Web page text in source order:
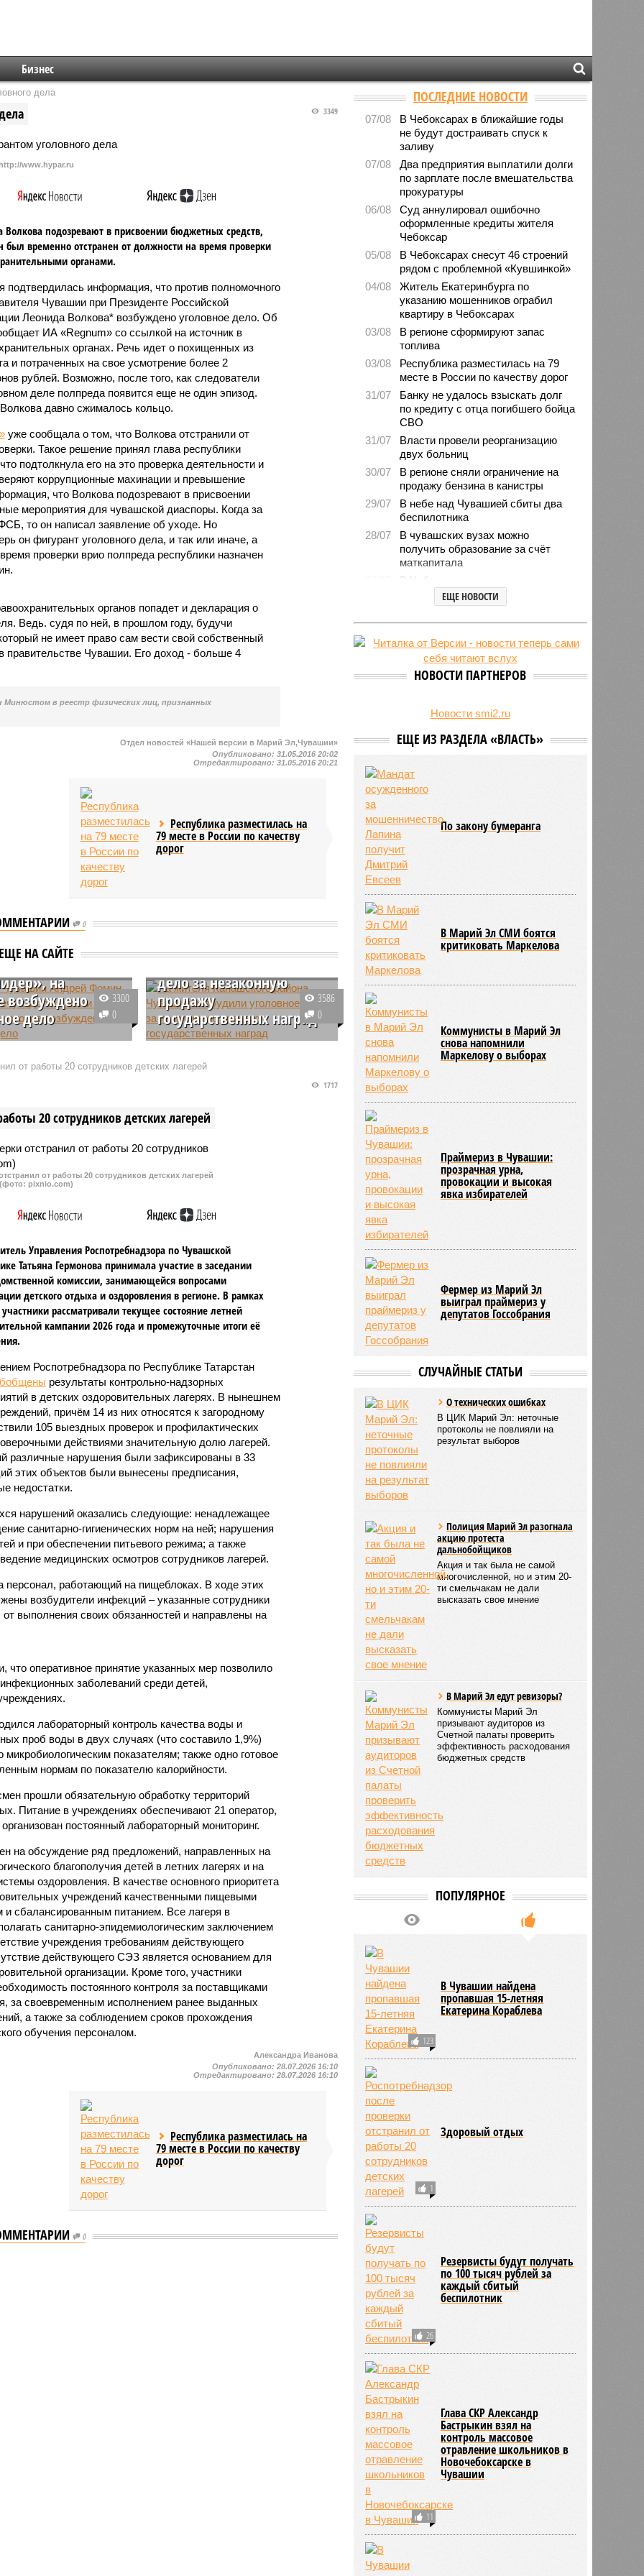
Бизнес
дела
3349
www.hypar.ru
Волкова подозревают в присвоении бюджетных средств,
был временно отстранен от должности на время проверки
органами.
подтвердилась информация, что против полномочного
Чувашии при Президенте Российской
Леонида Волкова* возбуждено уголовное дело. Об
ИА «Regnum» со ссылкой на источник в
органах. Речь идет о похищенных из
и потраченных на свое усмотрение более 2
рублей. Возможно, после того, как следователи
деле полпреда появится еще не один эпизод.
давно сжималось кольцо.
уже сообщала о том, что Волкова отстранили от
Такое решение принял глава республики
подтолкнула его на это проверка деятельности и
коррупционные махинации и превышение
что Волкова подозревают в присвоении
мероприятия для чувашской диаспоры. Когда за
то он написал заявление об уходе. Но
он фигурант уголовного дела, и так или иначе, а
проверки врио полпреда республики назначен
органов попадет и декларация о
Ведь. судя по ней, в прошлом году, будучи
не имеет право сам вести свой собственный
правительстве Чувашии. Его доход - больше 4
Минюстом в реестр физических лиц, признанных
Отдел новостей «Нашей версии в Марий Эл,Чувашии»
Опубликовано:31.05.2016 20:02
Отредактировано:31.05.2016 20:21
Республика разместилась на
79 месте в России по качеству
дорог
0
ЕЩЕ НА САЙТЕ
Чувашии
Фомин провел
с дольщиками
на
возбуждено
дело
профильных
республики провели
ООО «Лидер».
компания не сдала
домов в
и стала фигурантом
дела.
3300
0
На жителя Канашского
возбудили уголовное
дело за незаконную
продажу
государственных наград
В Чувашии житель Канашского
уголовного дела за продажу
Чебоксарах старом кожаном
3586
0
от работы 20 сотрудников детских лагерей
20 сотрудников детских лагерей
1717
от работы 20 сотрудников детских лагерей
(фото: pixnio.com)
Управления Роспотребнадзора по Чувашской
Татьяна Гермонова принимала участие в заседании
комиссии, занимающейся вопросами
детского отдыха и оздоровления в регионе. В рамках
рассматривали текущее состояние летней
кампании 2026 года и промежуточные итоги её
Роспотребнадзора по Республике Татарстан
результаты контрольно-надзорных
в детских оздоровительных лагерях. В нынешнем
причём 14 из них относятся к загородному
105 выездных проверок и профилактических
действиями значительную долю лагерей.
различные нарушения были зафиксированы в 33
этих объектов были вынесены предписания,
недостатки.
нарушений оказались следующие: ненадлежащее
санитарно-гигиенических норм на ней; нарушения
и при обеспечении питьевого режима; а также
медицинских осмотров сотрудников лагерей.
работающий на пищеблоках. В ходе этих
возбудители инфекций – указанные сотрудники
выполнения своих обязанностей и направлены на
что оперативное принятие указанных мер позволило
заболеваний среди детей,
лабораторный контроль качества воды и
проб воды в двух случаях (что составило 1,9%)
показателям; также одно готовое
нормам по показателю калорийности.
прошли обязательную обработку территорий
Питание в учреждениях обеспечивают 21 оператор,
постоянный лабораторный мониторинг.
на обсуждение ряд предложений, направленных на
благополучия детей в летних лагерях и на
оздоровления. В качестве основного приоритета
учреждений качественными пищевыми
сбалансированным питанием. Все лагеря в
санитарно-эпидемиологическим заключением
учреждения требованиям действующего
действующего СЭЗ является основанием для
организации. Кроме того, участники
постоянного контроля за поставщиками
за своевременным исполнением ранее выданных
а также за соблюдением сроков прохождения
обучения персоналом.
Александра Иванова
Опубликовано:28.07.2026 16:10
Отредактировано:28.07.2026 16:10
Республика разместилась на
79 месте в России по качеству
дорог
0
ПОСЛЕДНИЕ НОВОСТИ
07/08
В Чебоксарах в ближайшие годы
не будут достраивать спуск к
заливу
07/08
Два предприятия выплатили долги
по зарплате после вмешательства
прокуратуры
06/08
Суд аннулировал ошибочно
оформленные кредиты жителя
Чебоксар
05/08
В Чебоксарах снесут 46 строений
рядом с проблемной «Кувшинкой»
04/08
Житель Екатеринбурга по
указанию мошенников ограбил
квартиру в Чебоксарах
03/08
В регионе сформируют запас
топлива
03/08
Республика разместилась на 79
месте в России по качеству дорог
31/07
Банку не удалось взыскать долг
по кредиту с отца погибшего бойца
СВО
31/07
Власти провели реорганизацию
двух больниц
30/07
В регионе сняли ограничение на
продажу бензина в канистры
29/07
В небе над Чувашией сбиты два
беспилотника
28/07
В чувашских вузах можно
получить образование за счёт
маткапитала
В Чебоксарах началась проверка
готовности школ и детсадов к
новому учебному году
27/07
Чувашские врачи выходили
младенца массой 745 граммов
Чувашские аграрии начали уборку
урожая
ЕЩЕ НОВОСТИ
НОВОСТИ ПАРТНЕРОВ
Новости smi2.ru
ЕЩЕ ИЗ РАЗДЕЛА «ВЛАСТЬ»
По закону бумеранга
В Марий Эл СМИ боятся
критиковать Маркелова
Коммунисты в Марий Эл
снова напомнили
Маркелову о выборах
Праймериз в Чувашии:
прозрачная урна,
провокации и высокая
явка избирателей
Фермер из Марий Эл
выиграл праймериз у
депутатов Госсобрания
СЛУЧАЙНЫЕ СТАТЬИ
О технических ошибках
В ЦИК Марий Эл: неточные
протоколы не повлияли на
результат выборов
Полиция Марий Эл разогнала
акцию протеста
дальнобойщиков
Акция и так была не самой
многочисленной, но и этим 20-
ти смельчакам не дали
высказать свое мнение
В Марий Эл едут ревизоры?
Коммунисты Марий Эл
призывают аудиторов из
Счетной палаты проверить
эффективность расходования
бюджетных средств
ПОПУЛЯРНОЕ
123
В Чувашии найдена
пропавшая 15-летняя
Екатерина Кораблева
1
Здоровый отдых
26
Резервисты будут получать
по 100 тысяч рублей за
каждый сбитый
беспилотник
11
Глава СКР Александр
Бастрыкин взял на
контроль массовое
отравление школьников в
Новочебоксарске в
Чувашии